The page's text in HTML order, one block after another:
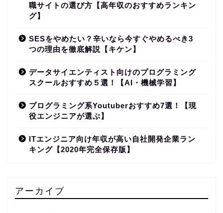
職サイトの選び方【高年収のおすすめランキン
グ】
SESをやめたい？辛いなら今すぐやめるべき3
つの理由を徹底解説【キケン】
データサイエンティスト向けのプログラミング
スクールおすすめ５選！【AI・機械学習】
プログラミング系Youtuberおすすめ7選！【現
役エンジニアが選ぶ】
ITエンジニア向け年収が高い自社開発企業ラン
キング【2020年完全保存版】
アーカイブ